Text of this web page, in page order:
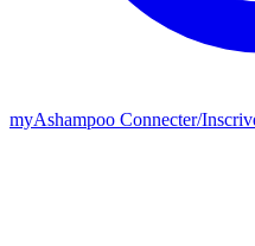
myAshampoo Connecter/